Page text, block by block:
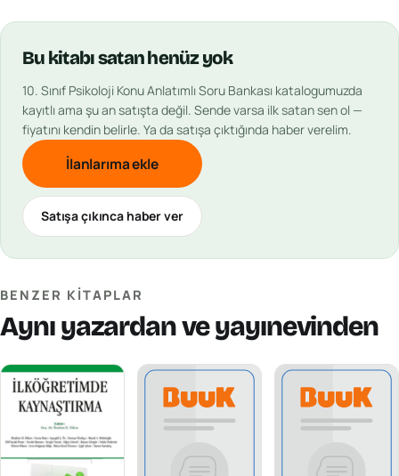
Bu kitabısatan henüz yok
10. Sınıf Psikoloji Konu Anlatımlı Soru Bankası katalogumuzda
kayıtlı ama şu an satışta değil. Sende varsa ilk satan sen ol —
fiyatını kendin belirle. Ya da satışa çıktığında haber verelim.
İlanlarıma ekle
Satışa çıkınca haber ver
BENZER KITAPLAR
Aynı yazardan ve yayınevinden